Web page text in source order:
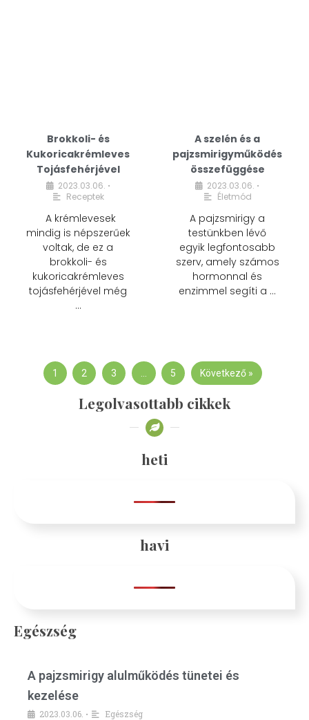
Brokkoli- és
Kukoricakrémleves
Tojásfehérjével
2023.03.06. •
Receptek
A krémlevesek
mindig is népszerűek
voltak, de ez a
brokkoli- és
kukoricakrémleves
tojásfehérjével még
…
A szelén és a
pajzsmirigyműködés
összefüggése
2023.03.06. •
Életmód
A pajzsmirigy a
testünkben lévő
egyik legfontosabb
szerv, amely számos
hormonnal és
enzimmel segíti a …
1 2 3 … 5 Következő »
Legolvasottabb cikkek
heti
havi
Egészség
A pajzsmirigy alulműködés tünetei és
kezelése
2023.03.06. •
Egészség